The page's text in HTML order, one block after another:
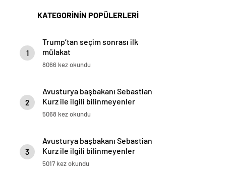
KATEGORİNİN POPÜLERLERİ
1
Trump’tan seçim sonrası ilk
mülakat
8066 kez okundu
2
Avusturya başbakanı Sebastian
Kurz ile ilgili bilinmeyenler
5068 kez okundu
3
Avusturya başbakanı Sebastian
Kurz ile ilgili bilinmeyenler
5017 kez okundu